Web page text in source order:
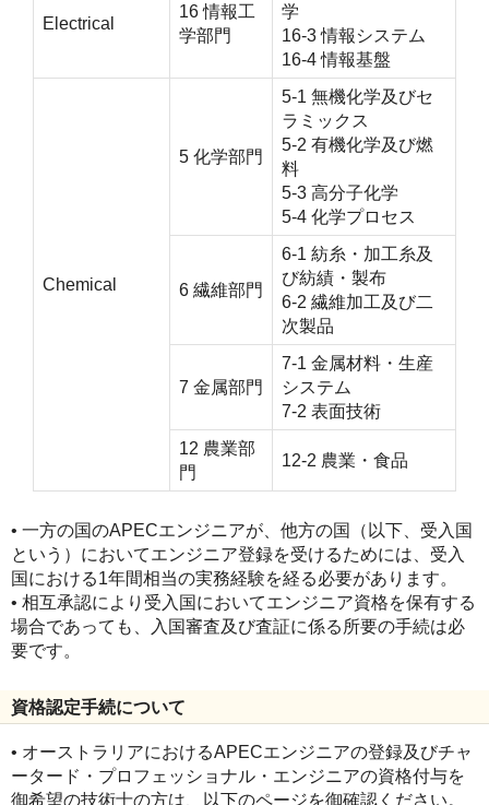
Electrical
16 情報工
学部門
学
16-3 情報システム
16-4 情報基盤
Chemical
5 化学部門
5-1 無機化学及びセ
ラミックス
5-2 有機化学及び燃
料
5-3 高分子化学
5-4 化学プロセス
6 繊維部門
6-1 紡糸・加工糸及
び紡績・製布
6-2 繊維加工及び二
次製品
7 金属部門
7-1 金属材料・生産
システム
7-2 表面技術
12 農業部
門
12-2 農業・食品
• 一方の国のAPECエンジニアが、他方の国（以下、受入国
という）においてエンジニア登録を受けるためには、受入
国における1年間相当の実務経験を経る必要があります。
• 相互承認により受入国においてエンジニア資格を保有する
場合であっても、入国審査及び査証に係る所要の手続は必
要です。
資格認定手続について
• オーストラリアにおけるAPECエンジニアの登録及びチャ
ータード・プロフェッショナル・エンジニアの資格付与を
御希望の技術士の方は、以下のページを御確認ください。